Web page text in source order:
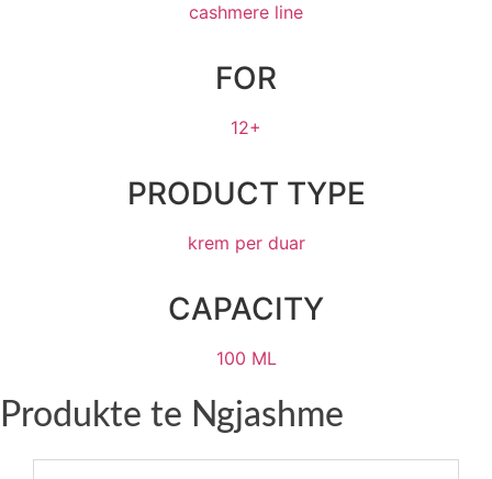
cashmere line
FOR
12+
PRODUCT TYPE
krem per duar
CAPACITY
100 ML
Produkte te Ngjashme